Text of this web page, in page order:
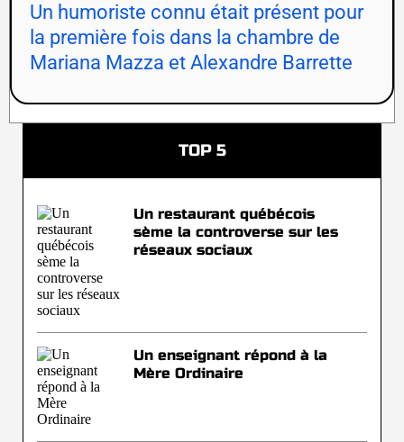
Un humoriste connu était présent pour
la première fois dans la chambre de
Mariana Mazza et Alexandre Barrette
TOP 5
Un restaurant québécois
sème la controverse sur les
réseaux sociaux
Un enseignant répond à la
Mère Ordinaire